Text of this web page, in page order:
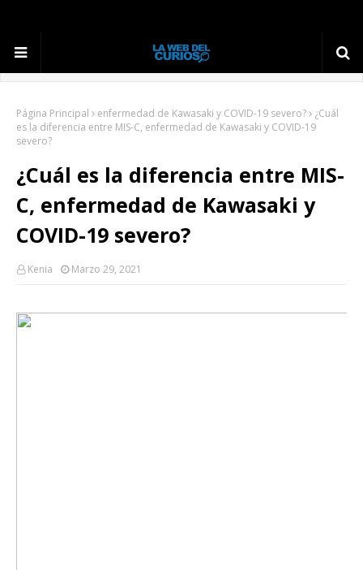
Página Principal enfermedad de Kawasaki y COVID-19 severo?
¿Cuál
es la diferencia entre MIS-C, enfermedad de Kawasaki y COVID-19
severo?
¿Cuál es la diferencia entre MIS-
C, enfermedad de Kawasaki y
COVID-19 severo?
Kenia Marzo 29, 2021